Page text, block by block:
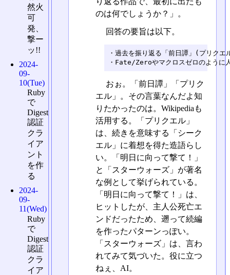
のは何でしょうか？」。
回答の要旨は以下。
・過去を振り返る「前日譚」(プリク
・Fate/Zeroやマクロスゼロのように
おぉ。「前日譚」「プリク
エル」。その言葉なんだよ知
りたかったのは。Wikipediaも
活用する。「プリクエル」
は、続きを意味する「シーク
エル」に着想を得た造語らし
い。「明日に向って撃て！」
と「スターウォーズ」が著名
な例として挙げられている。
「明日に向って撃て！」は、
ヒットしたが、主人公死亡エ
ンドだったため、遡って続編
を作ったパターンっぽい。
「スターウォーズ」は、言わ
れてみて気づいた。役に立つ
ねぇ、AI。
然火
可
発、
撃ー
ッ!!
2024-
09-
10(Tue)
Ruby
で
Digest
認証
クラ
イア
ント
を作
る
2024-
09-
11(Wed)
Ruby
で
Digest
認証
クラ
イア